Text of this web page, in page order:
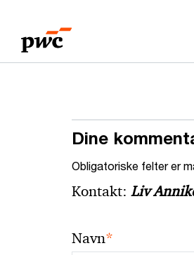
content
footer
Dine
Obligatoriske felter er
Kontakt: Liv
Navn*